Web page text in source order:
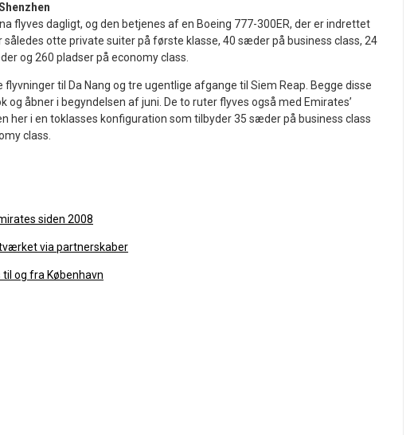
flyves dagligt, og den betjenes af en Boeing 777-300ER, der er indrettet
således otte private suiter på første klasse, 40 sæder på business class, 24
og 260 pladser på economy class.
flyvninger til Da Nang og tre ugentlige afgange til Siem Reap. Begge disse
og åbner i begyndelsen af juni. De to ruter flyves også med Emirates’
her i en toklasses konfiguration som tilbyder 35 sæder på business class
class.
siden 2008
via partnerskaber
til og fra København